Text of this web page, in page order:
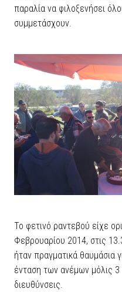
παραλία να φιλοξενήσει
συμμετάσχουν.
Το φετινό ραντεβού είχε
Φεβρουαρίου 2014, στις
ήταν πραγματικά θαυμάσια
ένταση των ανέμων μόλις
διευθύνσεις.